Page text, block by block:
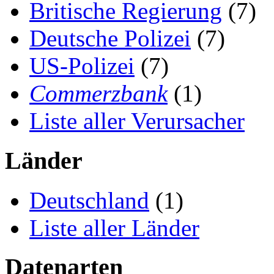
Britische Regierung (7)
Deutsche Polizei (7)
US-Polizei (7)
Commerzbank(1)
Liste aller Verursacher
Länder
Deutschland (1)
Liste aller Länder
Datenarten